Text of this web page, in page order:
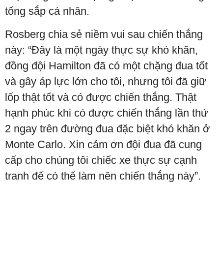
tổng sắp cá nhân.
Rosberg chia sẻ niềm vui sau chiến thắng
này: “Đây là một ngày thực sự khó khăn,
đồng đội Hamilton đã có một chặng đua tốt
và gây áp lực lớn cho tôi, nhưng tôi đã giữ
lốp thật tốt và có được chiến thắng. Thật
hạnh phúc khi có được chiến thắng lần thứ
2 ngay trên đường đua đặc biệt khó khăn ở
Monte Carlo. Xin cảm ơn đội đua đã cung
cấp cho chúng tôi chiếc xe thực sự cạnh
tranh để có thể làm nên chiến thắng này”.